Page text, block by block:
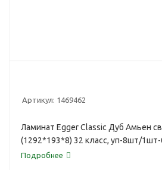
Артикул: 1469462
Ламинат Egger Classic Дуб Амьен
(1292*193*8) 32 класс, уп-8шт/1шт-
4V. 1469462
Подробнее